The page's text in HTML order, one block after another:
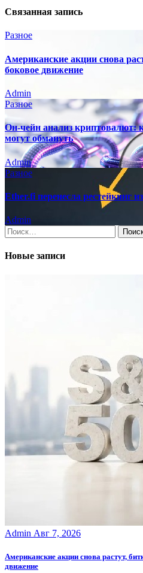
Связанная запись
Разное
Американские акции снова
боковое движение
Admin
Разное
Он-чейн анализ криптовалют:
могут обмануть
Admin
Разное
Ether.fi перенесла рестейкинг
Admin
Найти:
Новые записи
Admin Авг 7, 2026
Американские акции снова растут,
движение